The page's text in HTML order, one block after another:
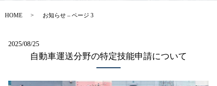
HOME お知らせ – ページ 3
2025/08/25
自動車運送分野の特定技能申請について